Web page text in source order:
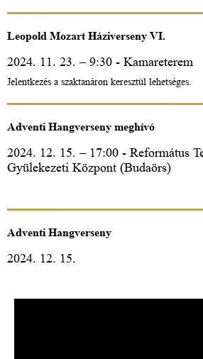
Leopold Mozart Háziverseny VI.
2024. 11. 23. – 9:30 - Kamareterem
Jelentkezés a szaktanáron keresztül lehetséges.
Adventi Hangverseny meghívó
2024. 12. 15. – 17:00 - Református
Gyülekezeti Központ (Budaörs)
Adventi Hangverseny
2024. 12. 15.